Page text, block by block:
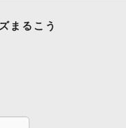
まるこう